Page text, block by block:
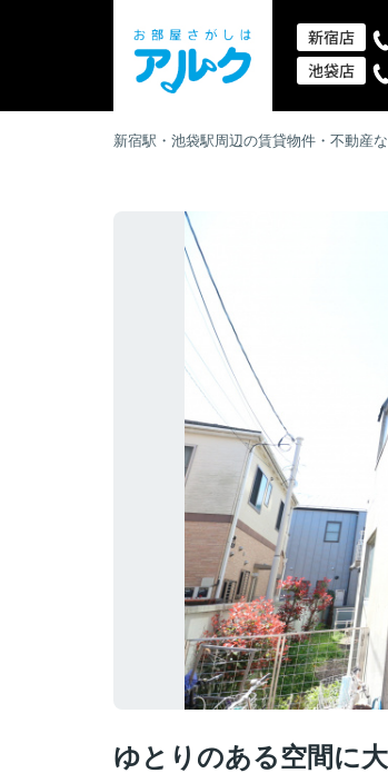
新宿店
池袋店
新宿駅・池袋駅周辺の賃貸物件・不動産
ゆとりのある空間に